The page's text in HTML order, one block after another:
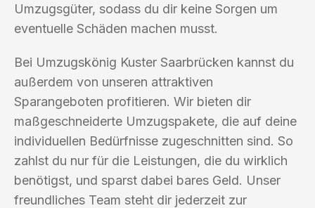
Umzugsgüter, sodass du dir keine Sorgen um
eventuelle Schäden machen musst.
Bei Umzugskönig Kuster Saarbrücken kannst du
außerdem von unseren attraktiven
Sparangeboten profitieren. Wir bieten dir
maßgeschneiderte Umzugspakete, die auf deine
individuellen Bedürfnisse zugeschnitten sind. So
zahlst du nur für die Leistungen, die du wirklich
benötigst, und sparst dabei bares Geld. Unser
freundliches Team steht dir jederzeit zur